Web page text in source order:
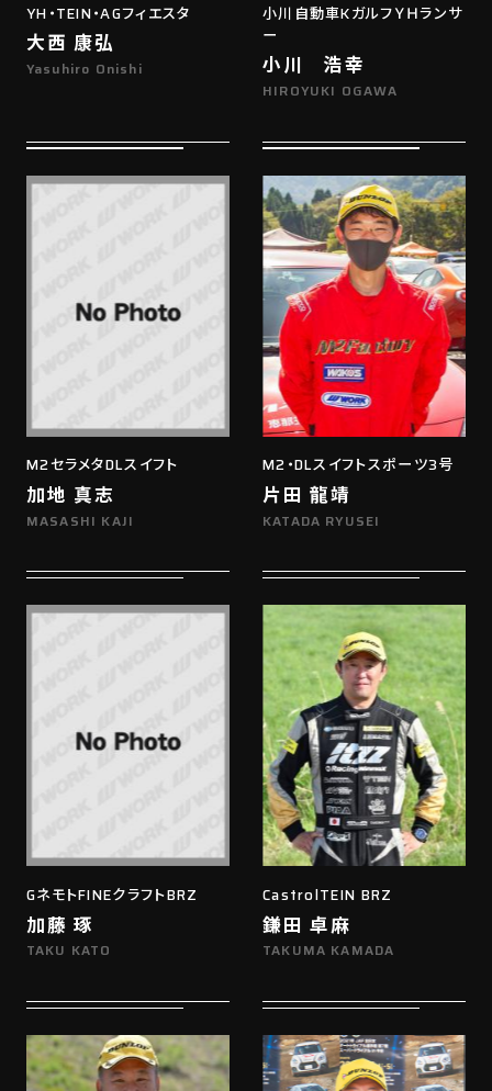
YH・TEIN・AGフィエスタ
大西 康弘
Yasuhiro Onishi
小川自動車KガルフＹＨランサ
ー
小川 浩幸
HIROYUKI OGAWA
M2セラメタDLスイフト
加地 真志
MASASHI KAJI
M2・DLスイフトスポーツ3号
片田 龍靖
KATADA RYUSEI
GネモトFINEクラフトBRZ
加藤 琢
TAKU KATO
CastrolTEIN BRZ
鎌田 卓麻
TAKUMA KAMADA